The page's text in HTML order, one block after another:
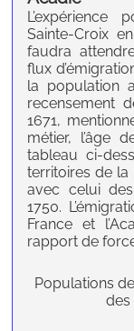
L’expérience
Sainte-Croix
faudra
flux
la population
recensement
1671,
métier, l’âge
tableau ci-
territoires de la
avec celui
1750.
France et
rapport de
Populations
des